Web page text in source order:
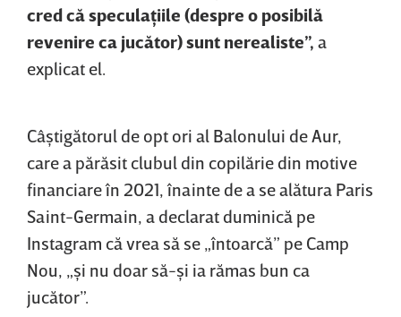
cred că speculaţiile (despre o posibilă
revenire ca jucător) sunt nerealiste”, a
explicat el.
Câştigătorul de opt ori al Balonului de Aur,
care a părăsit clubul din copilărie din motive
financiare în 2021, înainte de a se alătura Paris
Saint-Germain, a declarat duminică pe
Instagram că vrea să se „întoarcă” pe Camp
Nou, „şi nu doar să-şi ia rămas bun ca
jucător”.